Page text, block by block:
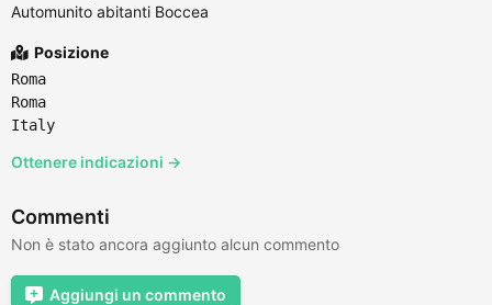
Automunito abitanti Boccea
Posizione
Roma
Roma
Italy
Ottenere indicazioni →
Commenti
Non è stato ancora aggiunto alcun commento
Aggiungi un commento